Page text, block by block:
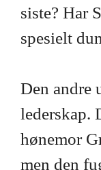
siste? Har
spesielt
Den andre
lederskap.
hønemor
men den